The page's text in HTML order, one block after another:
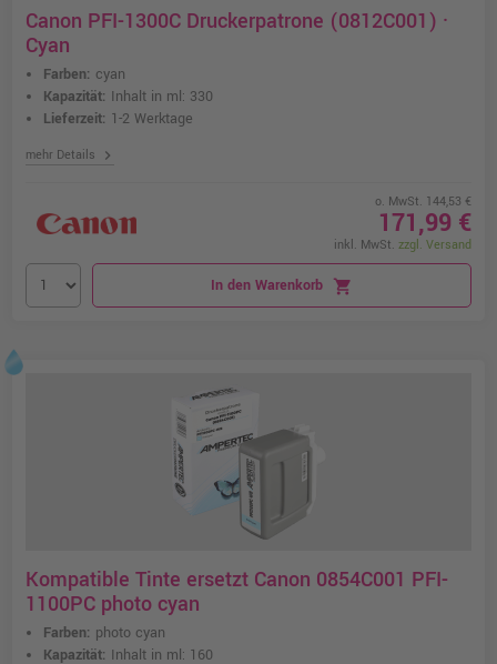
Canon PFI-1300C Druckerpatrone (0812C001) ·
Cyan
Farben: cyan
Kapazität: Inhalt in ml: 330
Lieferzeit: 1-2 Werktage
mehr Details chevron_right
o. MwSt. 144,53 €
171,99 €
inkl. MwSt. zzgl. Versand
In den Warenkorb shopping_cart
Kompatible Tinte ersetzt Canon 0854C001 PFI-
1100PC photo cyan
Farben: photo cyan
Kapazität: Inhalt in ml: 160